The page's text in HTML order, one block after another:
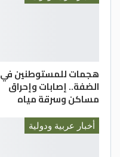
هجمات للمستوطنين في
الضفة.. إصابات وإحراق
مساكن وسرقة مياه
أخبار عربية ودولية